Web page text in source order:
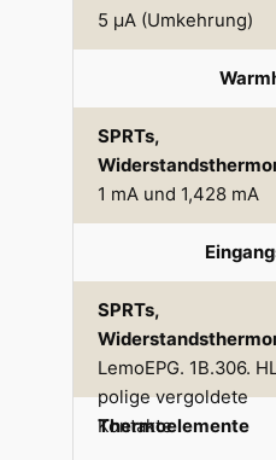
5 μA (Umkehrung)
SPRTs,
1 mA und 1,428 mA
SPRTs,
LemoEPG. 1B.306.
polige vergoldete
Kontakte
Thermoelemente